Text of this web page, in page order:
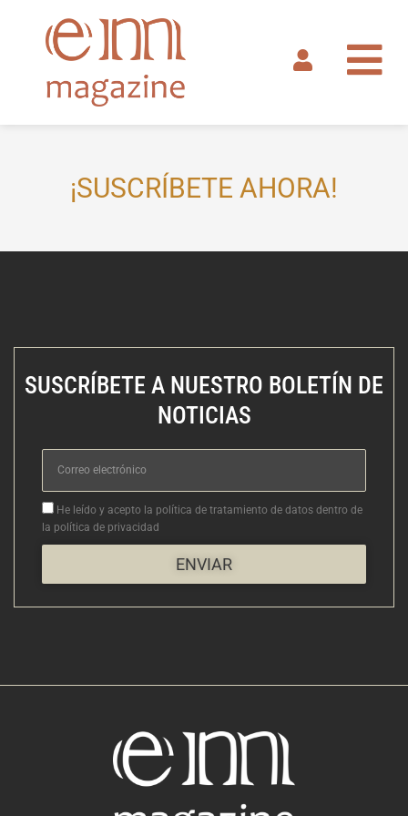
contenido
¡SUSCRÍBETE AHORA!
SUSCRÍBETE A NUESTRO BOLETÍN DE
NOTICIAS
Correo
electrónico
Aceptacion
He leído y acepto la política de tratamiento de datos dentro de
la política de privacidad
ENVIAR